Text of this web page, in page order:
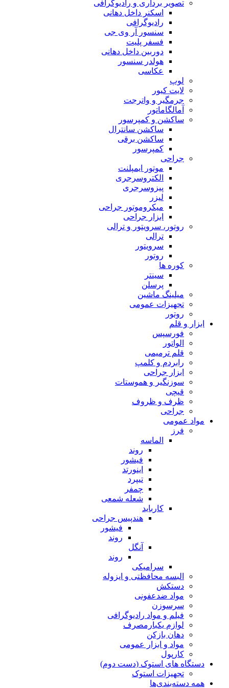
تصویر برداری و رادیوگرافی
اسکنر داخل دهانی
رادیوگرافی
سنسور آر وی جی
فسفر پلیت
دوربین داخل دهانی
هولدر سنسور
عکاسی
لوپ
لایت کیور
جرمگیر و واترجت
آمالگاماتور
ساکشن و کمپرسور
ساکشن سانترال
ساکشن برقی
کمپرسور
جراحی
موتور ایمپلنت
الکتروسرجری
پیزوسرجری
لیزر
میکروموتور جراحی
ابزار جراحی
روتور، سرویتور و ترالی
ترالی
سرویتور
روتور
کوره ها
سینتر
پرسلن
میلینگ ماشین
تجهیزات عمومی
روتور
ابزار و قلم
فورسپس
الواتور
قلم ترمیمی
رابردم و کلمپ
ابزار جراحی
سوزنگیر و هموستات
قیچی
ظرف و ظروف
جراحی
مواد عمومی
فرز
الماسه
روند
فیشور
اینورتد
تیپرد
چمفر
شعله شمعی
کارباید
هندپیس جراحی
فیشور
روند
آنگل
روند
سرامیکی
البسه محافظتی و ایزوله
دستکش
مواد ضدعفونی
سرسوزن
فیلم و مواد رادیوگرافی
لوازم یکبارمصرف
دهان بازکن
مواد و ابزار عمومی
کارپول
دستگاه های استوک (دست دوم)
تجهیزات استوک
همه دسته‌بندی‌ها